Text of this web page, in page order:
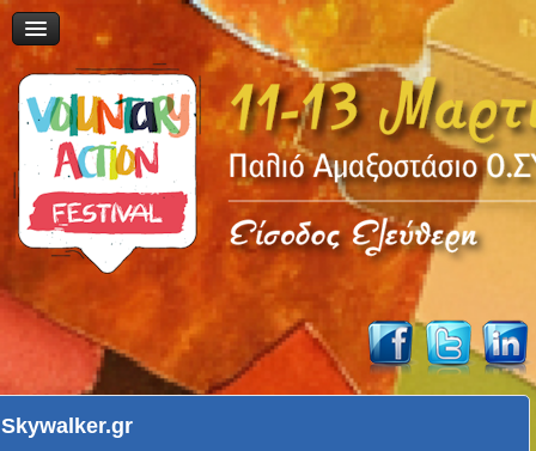
Skywalker.gr